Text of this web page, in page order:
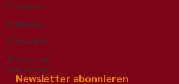
Erasmus+
Erdkunde
Erste-Hilfe
Fahrten zu
Kunstorten
Newsletter abonnieren